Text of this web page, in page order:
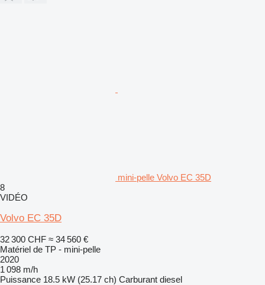
mini-pelle Volvo EC 35D
8
VIDÉO
Volvo EC 35D
32 300 CHF ≈ 34 560 €
Matériel de TP - mini-pelle
2020
1 098 m/h
Puissance 18.5 kW (25.17 ch) Carburant diesel